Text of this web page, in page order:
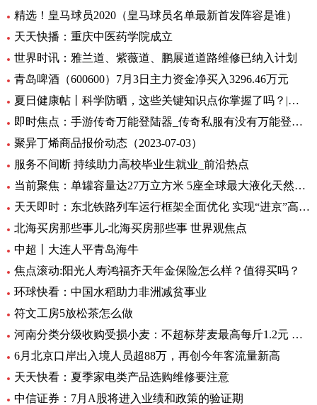
精选！皇马球员2020（皇马球员名单最新首发阵容是谁）
天天快播：重庆中医药学院成立
世界时讯：雅兰道、紫薇道、鹏展道道路维修已纳入计划
青岛啤酒（600600）7月3日主力资金净买入3296.46万元
夏日健康帖丨科学防晒，这些关键知识点你掌握了吗？|世界观察
即时焦点：手游传奇万能登陆器_传奇私服有没有万能登录器
聚异丁烯商品报价动态（2023-07-03）
服务不间断 持续助力高校毕业生就业_前沿热点
当前聚焦：单罐容量达27万立方米 5座全球最大液化天然气储罐主体结构完工
天天即时：东北铁路列车运行框架全面优化 实现“进京”高铁“公交化”
北海买房那些事儿-北海买房那些事 世界观焦点
中超丨大连人平青岛海牛
焦点滚动:阳光人寿鸿福齐天年金保险怎么样？值得买吗？
环球快看：中国水稻助力非洲减贫事业
符文工房5放松茶怎么做
河南分类分级收购受损小麦：不超标芽麦最高每斤1.2元 全球最资讯
6月北京口岸出入境人员超88万，再创今年客流量新高
天天快看：夏季家电类产品选购维修要注意
中信证券：7月A股将进入业绩和政策的验证期